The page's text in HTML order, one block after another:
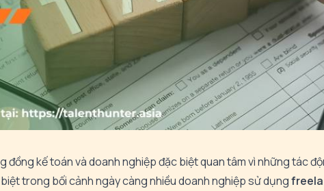
đồng kế toán và doanh nghiệp đặc biệt quan tâm vì những tác
trong bối cảnh ngày càng nhiều doanh nghiệp sử dụng